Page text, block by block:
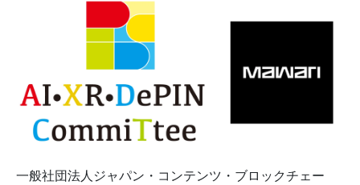
一般社団法人ジャパン・コンテンツ・ブロックチェー